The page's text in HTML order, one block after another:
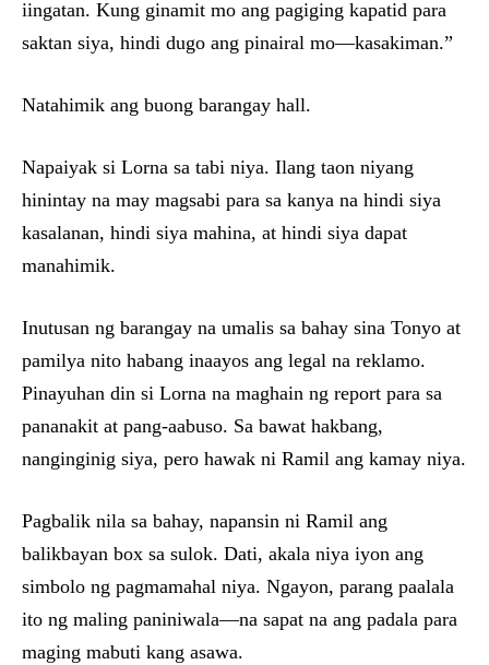
iingatan. Kung ginamit mo ang pagiging kapatid para
saktan siya, hindi dugo ang pinairal mo—kasakiman.”
Natahimik ang buong barangay hall.
Napaiyak si Lorna sa tabi niya. Ilang taon niyang
hinintay na may magsabi para sa kanya na hindi siya
kasalanan, hindi siya mahina, at hindi siya dapat
manahimik.
Inutusan ng barangay na umalis sa bahay sina Tonyo at
pamilya nito habang inaayos ang legal na reklamo.
Pinayuhan din si Lorna na maghain ng report para sa
pananakit at pang-aabuso. Sa bawat hakbang,
nanginginig siya, pero hawak ni Ramil ang kamay niya.
Pagbalik nila sa bahay, napansin ni Ramil ang
balikbayan box sa sulok. Dati, akala niya iyon ang
simbolo ng pagmamahal niya. Ngayon, parang paalala
ito ng maling paniniwala—na sapat na ang padala para
maging mabuti kang asawa.